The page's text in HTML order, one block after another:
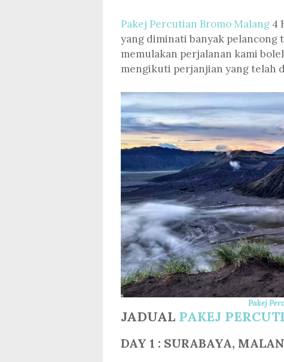
Pakej Percutian Bromo Malang 4
yang diminati banyak pelancong
memulakan perjalanan kami
mengikuti perjanjian yang telah
Pakej
JADUAL PAKEJ
DAY 1 : SURABAYA,